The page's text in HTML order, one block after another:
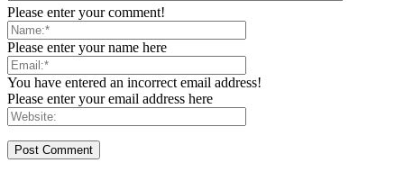
Please enter your comment!
Please enter your name here
You have entered an incorrect email address!
Please enter your email address here